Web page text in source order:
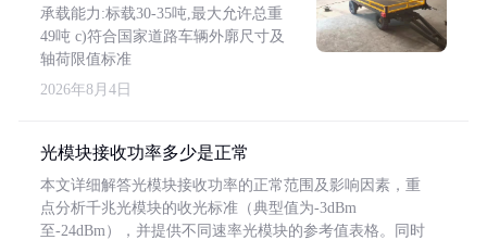
承载能力:标载30-35吨,最大允许总重
49吨 c)符合国家道路车辆外廓尺寸及
轴荷限值标准
2026年8月4日
光模块接收功率多少是正常
本文详细解答光模块接收功率的正常范围及影响因素，重
点分析千兆光模块的收光标准（典型值为-3dBm
至-24dBm），并提供不同速率光模块的参考值表格。同时